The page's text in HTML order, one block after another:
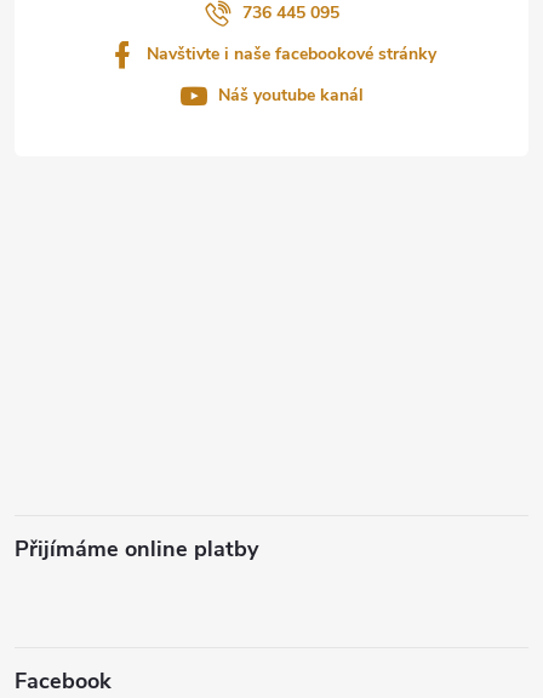
736 445 095
Navštivte i naše facebookové stránky
Náš youtube kanál
Přijímáme online platby
Facebook